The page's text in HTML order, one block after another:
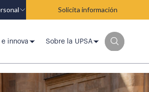
Solicita información
e innova Sobre la UPSA